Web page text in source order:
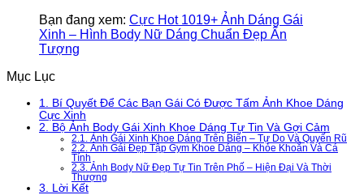
Bạn đang xem: Cực Hot 1019+ Ảnh Dáng Gái
Xinh – Hình Body Nữ Dáng Chuẩn Đẹp Ấn
Tượng
Mục Lục
1.
Bí Quyết Để Các Bạn Gái Có Được Tấm Ảnh Khoe Dáng
Cực Xinh
2.
Bộ Ảnh Body Gái Xinh Khoe Dáng Tự Tin Và Gợi Cảm
2.1.
Ảnh Gái Xinh Khoe Dáng Trên Biển – Tự Do Và Quyến Rũ
2.2. Ảnh Gái Đẹp Tập Gym Khoe Dáng – Khỏe Khoắn Và Cá
Tính
2.3. Ảnh Body Nữ Đẹp Tự Tin Trên Phố – Hiện Đại Và Thời
Thượng
3. Lời Kết